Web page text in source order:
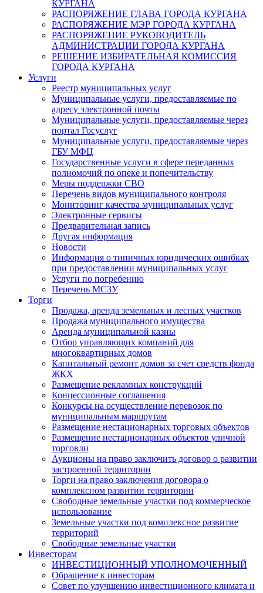
КУРГАНА
РАСПОРЯЖЕНИЕ ГЛАВА ГОРОДА КУРГАНА
РАСПОРЯЖЕНИЕ МЭР ГОРОДА КУРГАНА
РАСПОРЯЖЕНИЕ РУКОВОДИТЕЛЬ
АДМИНИСТРАЦИИ ГОРОДА КУРГАНА
РЕШЕНИЕ ИЗБИРАТЕЛЬНАЯ КОМИССИЯ
ГОРОДА КУРГАНА
Услуги
Реестр муниципальных услуг
Муниципальные услуги, предоставляемые по
адресу электронной почты
Муниципальные услуги, предоставляемые через
портал Госуслуг
Муниципальные услуги, предоставляемые через
ГБУ МФЦ
Государственные услуги в сфере переданных
полномочий по опеке и попечительству
Меры поддержки СВО
Перечень видов муниципального контроля
Мониторинг качества муниципальных услуг
Электронные сервисы
Предварительная запись
Другая информация
Новости
Информация о типичных юридических ошибках
при предоставлении муниципальных услуг
Услуги по погребению
Перечень МСЗУ
Торги
Продажа, аренда земельных и лесных участков
Продажа муниципального имущества
Аренда муниципальной казны
Отбор управляющих компаний для
многоквартирных домов
Капитальный ремонт домов за счет средств фонда
ЖКХ
Размещение рекламных конструкций
Концессионные соглашения
Конкурсы на осуществление перевозок по
муниципальным маршрутам
Размещение нестационарных торговых объектов
Размещение нестационарных объектов уличной
торговли
Аукционы на право заключить договор о развитии
застроенной территории
Торги на право заключения договора о
комплексном развитии территории
Свободные земельные участки под коммерческое
использование
Земельные участки под комплексное развитие
территорий
Свободные земельные участки
Инвесторам
ИНВЕСТИЦИОННЫЙ УПОЛНОМОЧЕННЫЙ
Обращение к инвесторам
Совет по улучшению инвестиционного климата и